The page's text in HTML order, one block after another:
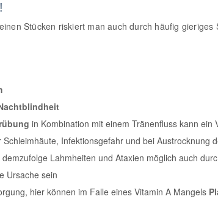
Stücken riskiert man auch durch häufig
in Kombination mit einem Tränenfluss kann ein
Schleimhäute, Infektionsgefahr und bei
Lahmheiten und Ataxien möglich auch
Ursache sein
hier können im Falle eines Vitamin A Mangels